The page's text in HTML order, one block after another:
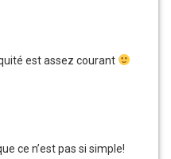
est assez courant
ce n’est pas si simple!